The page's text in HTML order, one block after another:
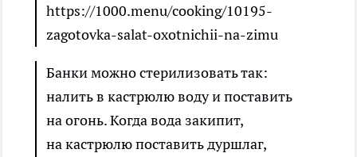
https://1000.menu/cooking/10195-
zagotovka-salat-oxotnichii-na-zimu
Банки можно стерилизовать так:
налить в кастрюлю воду и поставить
на огонь. Когда вода закипит,
на кастрюлю поставить дуршлаг,